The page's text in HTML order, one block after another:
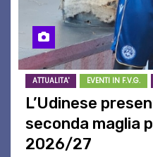
ATTUALITA' EVENTI IN F.V.G.
L’Udinese
seconda maglia
2026/27